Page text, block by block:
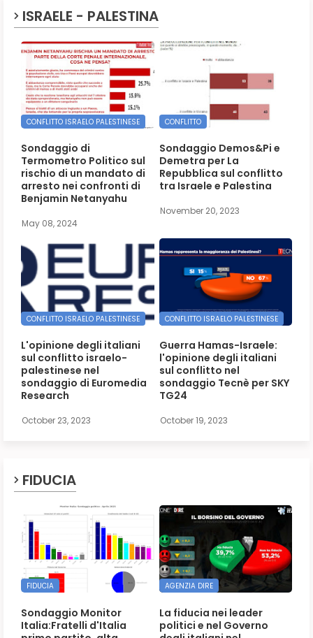
ISRAELE - PALESTINA
CONFLITTO ISRAELO PALESTINESE
Sondaggio di
Termometro Politico sul
rischio di un mandato di
arresto nei confronti di
Benjamin Netanyahu
May 08, 2024
CONFLITTO
Sondaggio Demos&Pi e
Demetra per La
Repubblica sul conflitto
tra Israele e Palestina
November 20, 2023
CONFLITTO ISRAELO PALESTINESE
L'opinione degli italiani
sul conflitto israelo-
palestinese nel
sondaggio di Euromedia
Research
October 23, 2023
CONFLITTO ISRAELO PALESTINESE
Guerra Hamas-Israele:
l'opinione degli italiani
sul conflitto nel
sondaggio Tecnè per SKY
TG24
October 19, 2023
FIDUCIA
FIDUCIA
Sondaggio Monitor
Italia:Fratelli d'Italia
AGENZIA DIRE
La fiducia nei leader
politici e nel Governo